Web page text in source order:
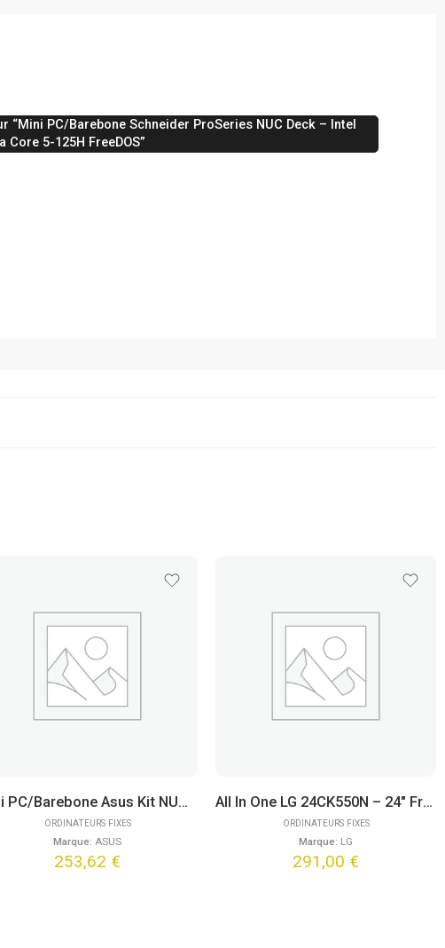
PC/Barebone Schneider ProSeries NUC Deck – Intel
Core 5-125H FreeDOS”
ORDINATEURS FIXES
Marque: ASUS
Mini PC/Barebone Asus Kit NUC 14 Essential Slim NUC14MNK – N250
253,62 €
ORDINATEURS FIXES
Marque: LG
All In One LG 24CK550N – 24″ FreeDOS (Noir)
291,00 €